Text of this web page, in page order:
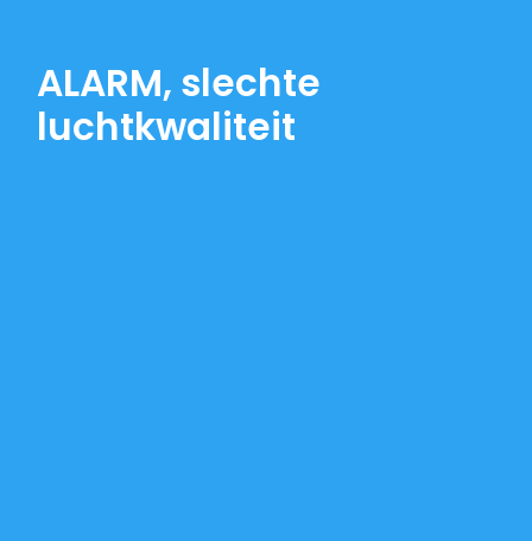
ALARM, slechte
luchtkwaliteit